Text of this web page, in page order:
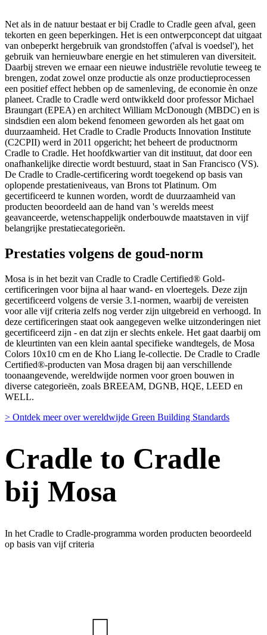
Net als in de natuur bestaat er bij Cradle to Cradle geen afval, geen
tekorten en geen beperkingen. Het is een ontwerpconcept dat uitgaat
van onbeperkt hergebruik van grondstoffen ('afval is voedsel'), het
gebruik van hernieuwbare energie en het stimuleren van diversiteit.
Daarbij streven we ernaar een nieuwe industriële revolutie teweeg te
brengen, zodat zowel onze productie als onze productieprocessen
een positief effect hebben op de samenleving, de economie èn onze
planeet. Cradle to Cradle werd ontwikkeld door professor Michael
Braungart (EPEA) en architect William McDonough (MBDC) en is
sindsdien een alom bekend fenomeen geworden als het gaat om
duurzaamheid. Het Cradle to Cradle Products Innovation Institute
(C2CPII) werd in 2011 opgericht; het beheert de productnorm
Cradle to Cradle. Het hoofdkwartier van dit instituut, dat door een
onafhankelijke directie wordt bestuurd, staat in San Francisco (VS).
De Cradle to Cradle-certificering wordt toegekend op basis van
oplopende prestatieniveaus, van Brons tot Platinum. Om
gecertificeerd te kunnen worden, wordt de duurzaamheid van
producten beoordeeld aan de hand van 's werelds meest
geavanceerde, wetenschappelijk onderbouwde maatstaven in vijf
belangrijke prestatiecategorieën.
Prestaties volgens de goud-norm
Mosa is in het bezit van Cradle to Cradle Certified® Gold-
certificeringen voor bijna al haar wand- en vloertegels. Deze zijn
gecertificeerd volgens de versie 3.1-normen, waarbij de vereisten
voor alle vijf criteria zelfs nog verder zijn uitgebreid en verhoogd. In
deze certificeringen staat ook aangegeven welke uitzonderingen niet
gecertificeerd zijn - en dat zijn er slechts enkele. Het gaat daarbij om
de kleurtinten van een klein aantal specifieke wandtegels, de Mosa
Colors 10x10 cm en de Kho Liang Ie-collectie. De Cradle to Cradle
Certified®-producten van Mosa dragen bij aan verschillende
toonaangevende, wereldwijde normen voor groen bouwen in
diverse categorieën, zoals BREEAM, DGNB, HQE, LEED en
WELL.
> Ontdek meer over wereldwijde Green Building Standards
Cradle to Cradle
bij Mosa
In het Cradle to Cradle-programma worden producten beoordeeld
op basis van vijf criteria